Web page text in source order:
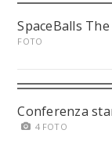
SpaceBalls
FOTO
Conferenza
4 FOTO